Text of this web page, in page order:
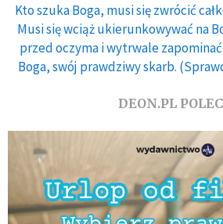
Kto szuka Boga, musi się zwrócić
Musi się wciąż ukierunkowywać na
przed oczyma i wytrwale
Boga, swój prawdziwy skarb.
DEON.PL